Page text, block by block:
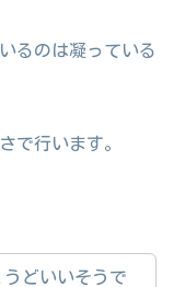
るのは凝っている
で行います。
どいいそうで